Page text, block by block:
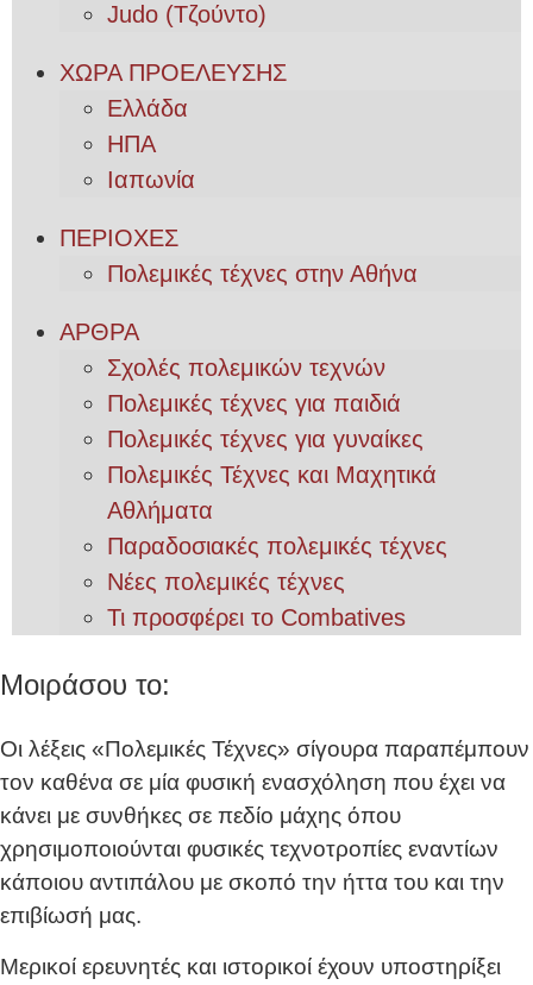
Judo (Τζούντο)
ΧΩΡΑ ΠΡΟΕΛΕΥΣΗΣ
Ελλάδα
ΗΠΑ
Ιαπωνία
ΠΕΡΙΟΧΕΣ
Πολεμικές τέχνες στην Αθήνα
ΑΡΘΡΑ
Σχολές πολεμικών τεχνών
Πολεμικές τέχνες για παιδιά
Πολεμικές τέχνες για γυναίκες
Πολεμικές Τέχνες και Μαχητικά
Αθλήματα
Παραδοσιακές πολεμικές τέχνες
Νέες πολεμικές τέχνες
Τι προσφέρει το Combatives
Μοιράσου το:
Οι λέξεις «Πολεμικές Τέχνες» σίγουρα παραπέμπουν
τον καθένα σε μία φυσική ενασχόληση που έχει να
κάνει με συνθήκες σε πεδίο μάχης όπου
χρησιμοποιούνται φυσικές τεχνοτροπίες εναντίων
κάποιου αντιπάλου με σκοπό την ήττα του και την
επιβίωσή μας.
Μερικοί ερευνητές και ιστορικοί έχουν υποστηρίξει